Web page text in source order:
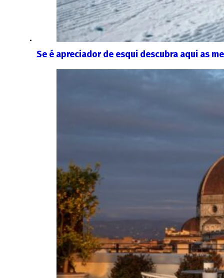
Se é apreciador de esqui descubra aqui as